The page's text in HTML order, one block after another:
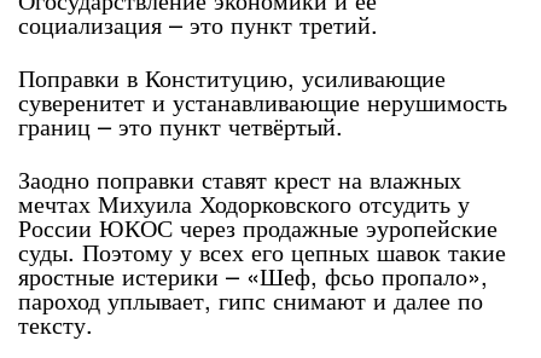
социализация – это пункт третий.
Поправки в Конституцию, усиливающие
суверенитет и устанавливающие нерушимость
границ – это пункт четвёртый.
Заодно поправки ставят крест на влажных
мечтах Михуила Ходорковского отсудить у
России ЮКОС через продажные эуропейские
суды. Поэтому у всех его цепных шавок такие
яростные истерики – «Шеф, фсьо пропало»,
пароход уплывает, гипс снимают и далее по
тексту.